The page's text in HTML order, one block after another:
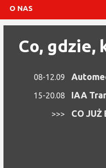
O NAS
Co, gdzie,
08-12.09
15-20.08 IAA
>>> CO JUŻ